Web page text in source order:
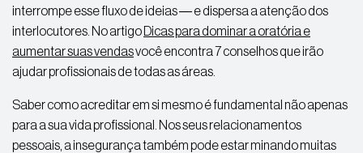
interrompe esse fluxo de ideias ― e dispersa a atenção dos
interlocutores. No artigoDicas para dominar a oratória e
aumentar suas vendasvocê encontra 7 conselhos que irão
ajudar profissionais de todas as áreas.
Saber como acreditar em si mesmo é fundamental não apenas
para a sua vida profissional. Nos seus relacionamentos
pessoais, a insegurança também pode estar minando muitas